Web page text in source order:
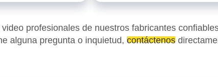
profesionales de nuestros fabricantes
alguna pregunta o inquietud, contáctenos